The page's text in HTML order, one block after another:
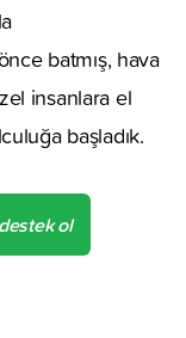
batmış, hava
insanlara el
başladık.
ol